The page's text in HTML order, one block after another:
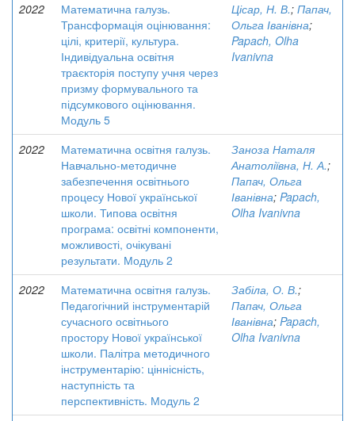
2022
Математична галузь.
Трансформація оцінювання:
цілі, критерії, культура.
Індивідуальна освітня
траєкторія поступу учня через
призму формувального та
підсумкового оцінювання.
Модуль 5
Цісар, Н. В.; Папач,
Ольга Іванівна;
Papach, Olha
Ivanivna
2022
Математична освітня галузь.
Навчально-методичне
забезпечення освітнього
процесу Нової української
школи. Типова освітня
програма: освітні компоненти,
можливості, очікувані
результати. Модуль 2
Заноза Наталя
Анатоліївна, Н. А.;
Папач, Ольга
Іванівна; Papach,
Olha Ivanivna
2022
Математична освітня галузь.
Педагогічний інструментарій
сучасного освітнього
простору Нової української
школи. Палітра методичного
інструментарію: ціннісність,
наступність та
перспективність. Модуль 2
Забіла, О. В.;
Папач, Ольга
Іванівна; Papach,
Olha Ivanivna